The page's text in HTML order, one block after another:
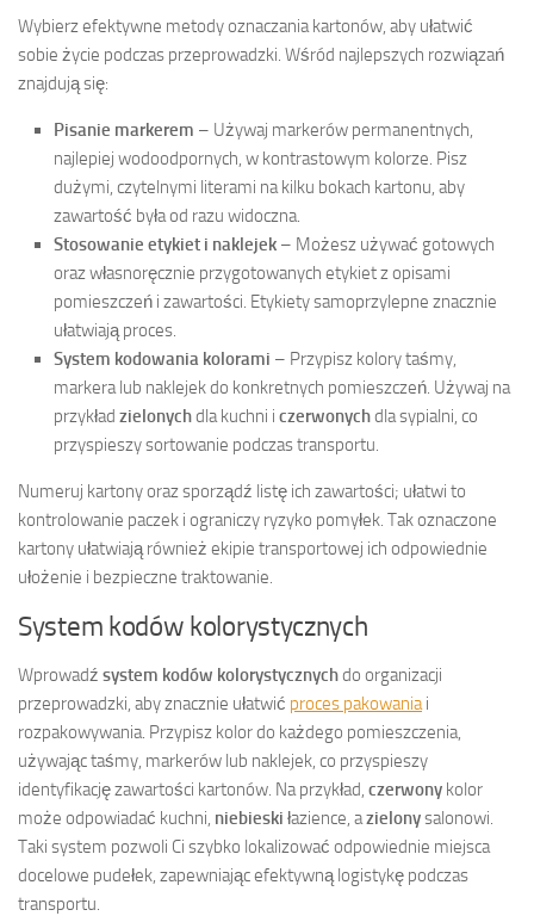
Wybierz efektywne metody oznaczania kartonów, aby ułatwić
sobie życie podczas przeprowadzki. Wśród najlepszych rozwiązań
znajdują się:
Pisanie markerem – Używaj markerów permanentnych,
najlepiej wodoodpornych, w kontrastowym kolorze. Pisz
dużymi, czytelnymi literami na kilku bokach kartonu, aby
zawartość była od razu widoczna.
Stosowanie etykiet i naklejek – Możesz używać gotowych
oraz własnoręcznie przygotowanych etykiet z opisami
pomieszczeń i zawartości. Etykiety samoprzylepne znacznie
ułatwiają proces.
System kodowania kolorami – Przypisz kolory taśmy,
markera lub naklejek do konkretnych pomieszczeń. Używaj na
przykład zielonychdla kuchni i czerwonychdla sypialni, co
przyspieszy sortowanie podczas transportu.
Numeruj kartony oraz sporządź listę ich zawartości; ułatwi to
kontrolowanie paczek i ograniczy ryzyko pomyłek. Tak oznaczone
kartony ułatwiają również ekipie transportowej ich odpowiednie
ułożenie i bezpieczne traktowanie.
System kodów kolorystycznych
Wprowadź system kodów kolorystycznychdo organizacji
przeprowadzki, aby znacznie ułatwić proces pakowania i
rozpakowywania. Przypisz kolor do każdego pomieszczenia,
używając taśmy, markerów lub naklejek, co przyspieszy
identyfikację zawartości kartonów. Na przykład, czerwony kolor
może odpowiadać kuchni, niebieski łazience, azielonysalonowi.
Taki system pozwoli Ci szybko lokalizować odpowiednie miejsca
docelowe pudełek, zapewniając efektywną logistykę podczas
transportu.